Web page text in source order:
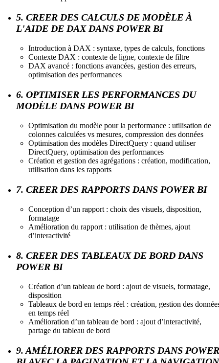
5. CREER DES CALCULS DE MODÈLE À
L'AIDE DE DAX DANS POWER BI
Introduction à DAX : syntaxe, types de calculs, fonctions
Contexte DAX : contexte de ligne, contexte de filtre
DAX avancé : fonctions avancées, gestion des erreurs,
optimisation des performances
6. OPTIMISER LES PERFORMANCES DU
MODÈLE DANS POWER BI
Optimisation du modèle pour la performance : utilisation de
colonnes calculées vs mesures, compression des données
Optimisation des modèles DirectQuery : quand utiliser
DirectQuery, optimisation des performances
Création et gestion des agrégations : création, modification,
utilisation dans les rapports
7. CREER DES RAPPORTS DANS POWER BI
Conception d’un rapport : choix des visuels, disposition,
formatage
Amélioration du rapport : utilisation de thèmes, ajout
d’interactivité
8. CREER DES TABLEAUX DE BORD DANS
POWER BI
Création d’un tableau de bord : ajout de visuels, formatage,
disposition
Tableaux de bord en temps réel : création, gestion des
en temps réel
Amélioration d’un tableau de bord : ajout d’interactivité,
partage du tableau de bord
9. AMÉLIORER DES RAPPORTS DANS POWER